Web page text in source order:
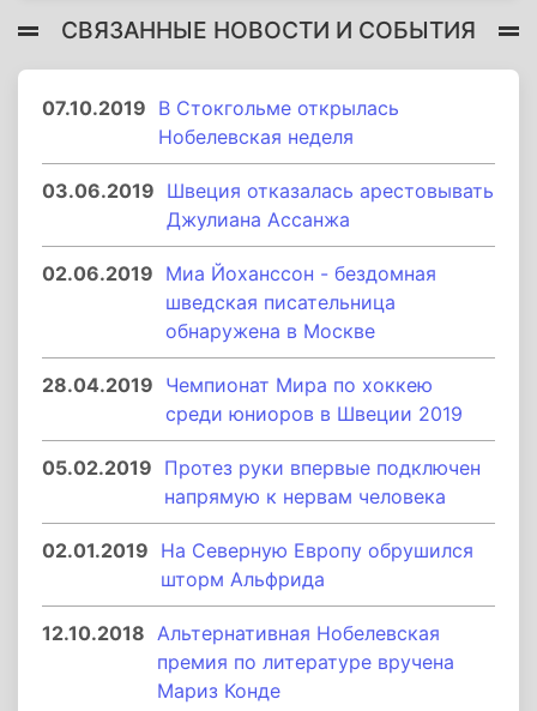
СВЯЗАННЫЕ НОВОСТИ И СОБЫТИЯ
07.10.2019 В Стокгольме открылась
Нобелевская неделя
03.06.2019 Швеция отказалась арестовывать
Джулиана Ассанжа
02.06.2019 Миа Йоханссон - бездомная
шведская писательница
обнаружена в Москве
28.04.2019 Чемпионат Мира по хоккею
среди юниоров в Швеции 2019
05.02.2019 Протез руки впервые подключен
напрямую к нервам человека
02.01.2019 На Северную Европу обрушился
шторм Альфрида
12.10.2018 Альтернативная Нобелевская
премия по литературе вручена
Мариз Конде